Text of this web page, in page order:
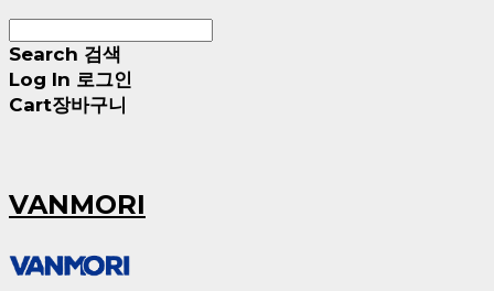
Search 검색
Log In 로그인
Cart장바구니
VANMORI